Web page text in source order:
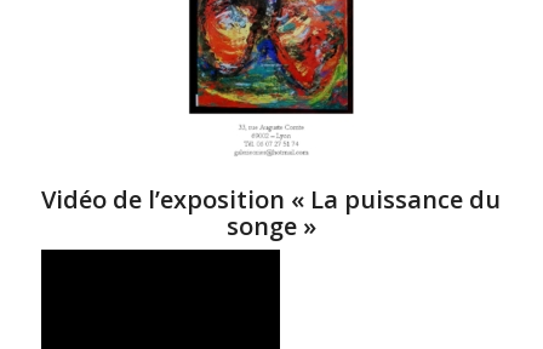
Vidéo de l’exposition « La puissance du
songe »